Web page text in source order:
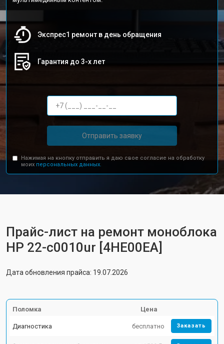
Экспрес1 ремонт в день обращения
Гарантия до 3-х лет
Отправить заявку
Нажимая на кнопку отправить я даю свое согласие на обработку
моих персональных данных.
Прайс-лист на ремонт моноблока
HP 22-c0010ur [4HE00EA]
Дата обновления прайса: 19.07.2026
Поломка Цена
Диагностика бесплатно Заказать